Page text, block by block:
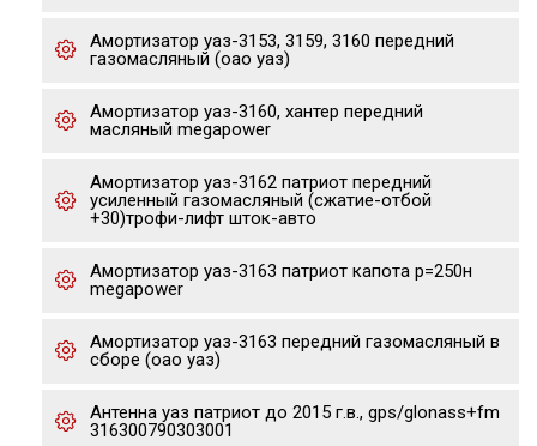
Амортизатор уаз-3153, 3159, 3160 передний
газомасляный (оао уаз)
Амортизатор уаз-3160, хантер передний
масляный megapower
Амортизатор уаз-3162 патриот передний
усиленный газомасляный (сжатие-отбой
+30)трофи-лифт шток-авто
Амортизатор уаз-3163 патриот капота р=250н
megapower
Амортизатор уаз-3163 передний газомасляный в
сборе (оао уаз)
Антенна уаз патриот до 2015 г.в., gps/glonass+fm
316300790303001